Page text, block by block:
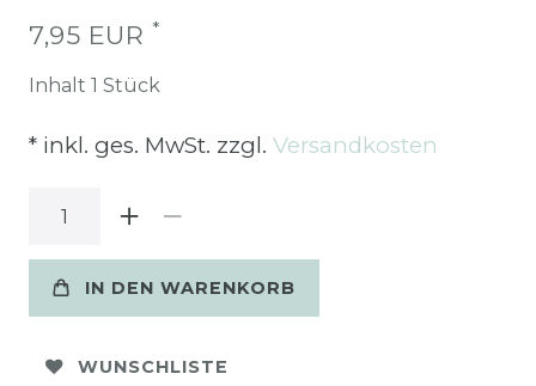
7,95 EUR *
Inhalt 1 Stück
* inkl. ges. MwSt. zzgl. Versandkosten
IN DEN WARENKORB
WUNSCHLISTE